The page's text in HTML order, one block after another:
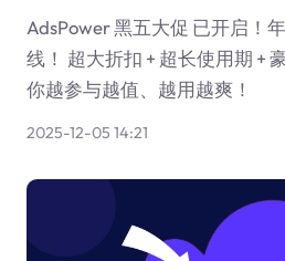
AdsPower 黑五大促 已开启！
线！ 超大折扣 + 超长使用期 +
你越参与越值、越用越爽！
2025-12-05 14:21